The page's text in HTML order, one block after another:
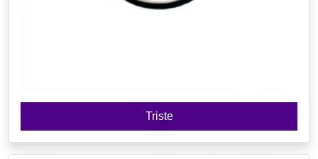
Triste